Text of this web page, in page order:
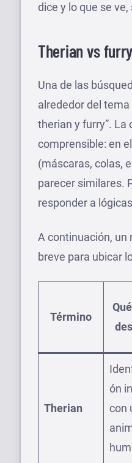
dice y lo que se
Therian vs
Una de las
alrededor del
therian y furry”. La
comprensible: en
(máscaras, colas,
parecer similares.
responder a
A continuación,
breve para ubicar
Término
Therian
ón
con